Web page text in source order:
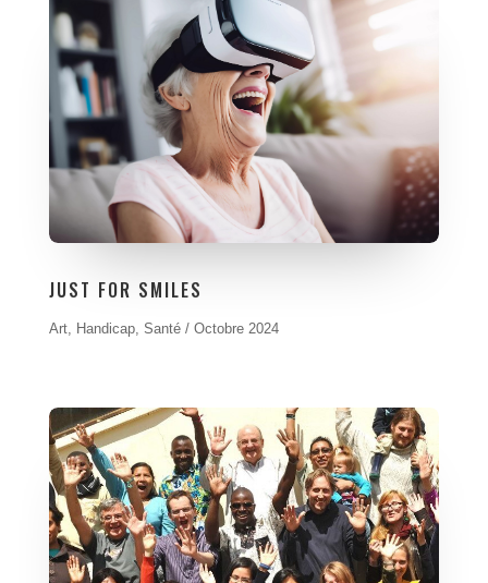
JUST FOR SMILES
Art, Handicap, Santé / Octobre 2024